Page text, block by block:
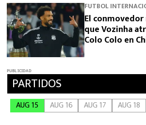
FUTBOL
El
que Vozinha
Colo Colo en